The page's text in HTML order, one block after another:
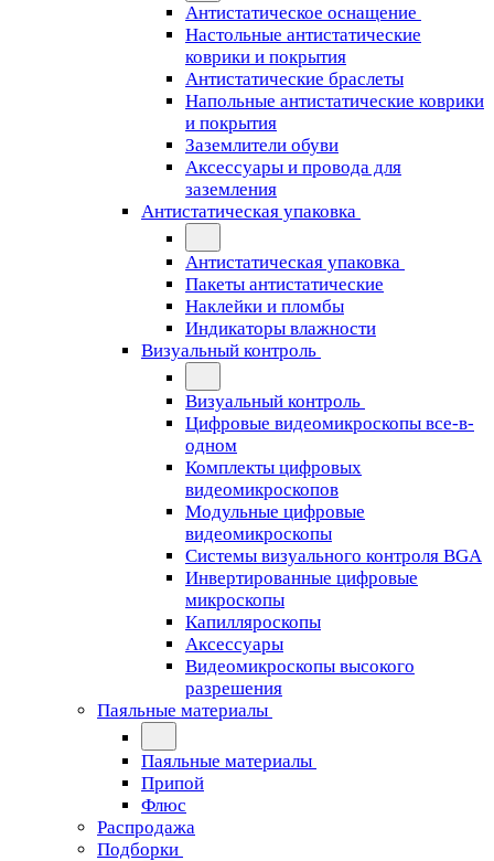
Антистатическое оснащение
Настольные антистатические
коврики и покрытия
Антистатические браслеты
Напольные антистатические коврики
и покрытия
Заземлители обуви
Аксессуары и провода для
заземления
Антистатическая упаковка
Антистатическая упаковка
Пакеты антистатические
Наклейки и пломбы
Индикаторы влажности
Визуальный контроль
Визуальный контроль
Цифровые видеомикроскопы все-в-
одном
Комплекты цифровых
видеомикроскопов
Модульные цифровые
видеомикроскопы
Cистемы визуального контроля BGA
Инвертированные цифровые
микроскопы
Капилляроскопы
Аксессуары
Видеомикроскопы высокого
разрешения
Паяльные материалы
Паяльные материалы
Припой
Флюс
Распродажа
Подборки